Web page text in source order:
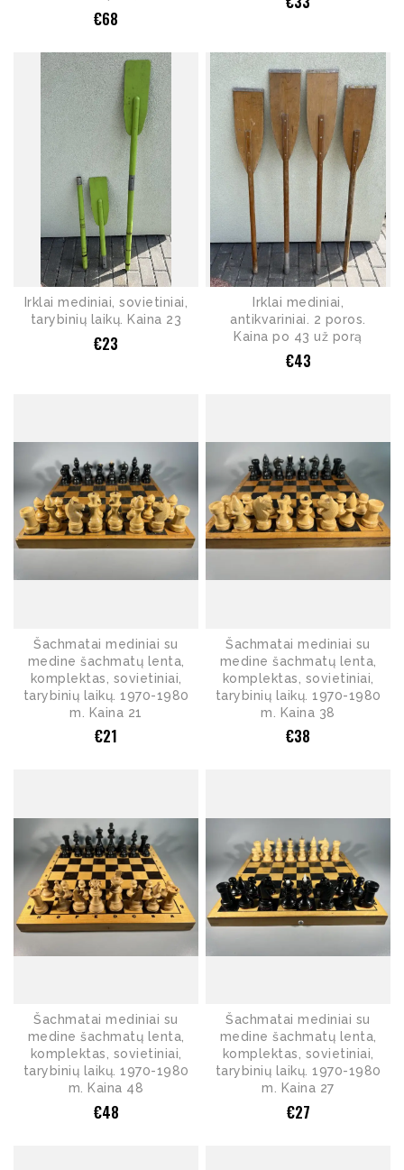
€68
Irklai mediniai, sovietiniai,
tarybinių laikų. Kaina 23
€23
Irklai mediniai,
antikvariniai. 2 poros.
Kaina po 43 už porą
€43
Šachmatai mediniai su
medine šachmatų lenta,
komplektas, sovietiniai,
tarybinių laikų. 1970-1980
m. Kaina 21
€21
Šachmatai mediniai su
medine šachmatų lenta,
komplektas, sovietiniai,
tarybinių laikų. 1970-1980
m. Kaina 38
€38
Šachmatai mediniai su
medine šachmatų lenta,
komplektas, sovietiniai,
tarybinių laikų. 1970-1980
m. Kaina 48
€48
Šachmatai mediniai su
medine šachmatų lenta,
komplektas, sovietiniai,
tarybinių laikų. 1970-1980
m. Kaina 27
€27